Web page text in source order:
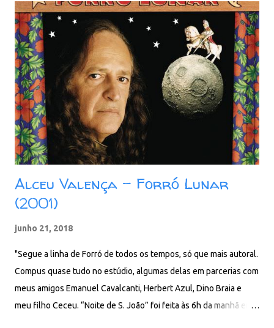
(Entra Em Beco, Sai Em Beco) 17. Toda Menina Baiana 18. Na casa
dela 19. Na Casa Dela (Versão Acústica) Baixar: 161 MB - ZiP -
MP3 - 320 Kbps - REMASTERIZADO pCloud - Google Drive - Box
- MEGA - MediaFire
Alceu Valença - Forró Lunar
(2001)
junho 21, 2018
"Segue a linha de Forró de todos os tempos, só que mais autoral.
Compus quase tudo no estúdio, algumas delas em parcerias com
meus amigos Emanuel Cavalcanti, Herbert Azul, Dino Braia e
meu filho Ceceu. “Noite de S. João” foi feita às 6h da manhã em